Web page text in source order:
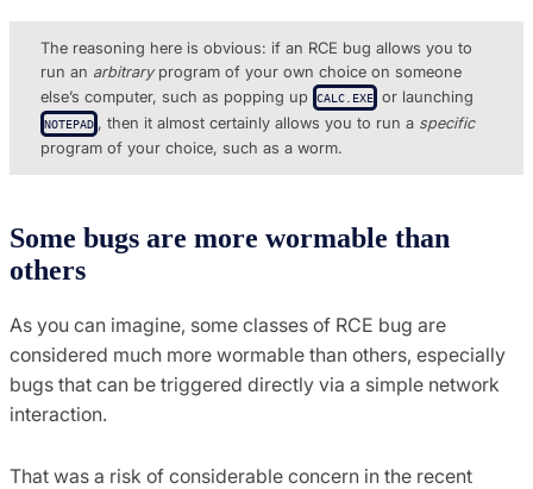
The reasoning here is obvious: if an RCE bug allows you to
run an arbitraryprogram of your own choice on someone
else’s computer, such as popping up CALC.EXE or launching
NOTEPAD , then it almost certainly allows you to run a specific
program of your choice, such as a worm.
Some bugs are more wormable than
others
As you can imagine, some classes of RCE bug are
considered much more wormable than others, especially
bugs that can be triggered directly via a simple network
interaction.
That was a risk of considerable concern in the recent